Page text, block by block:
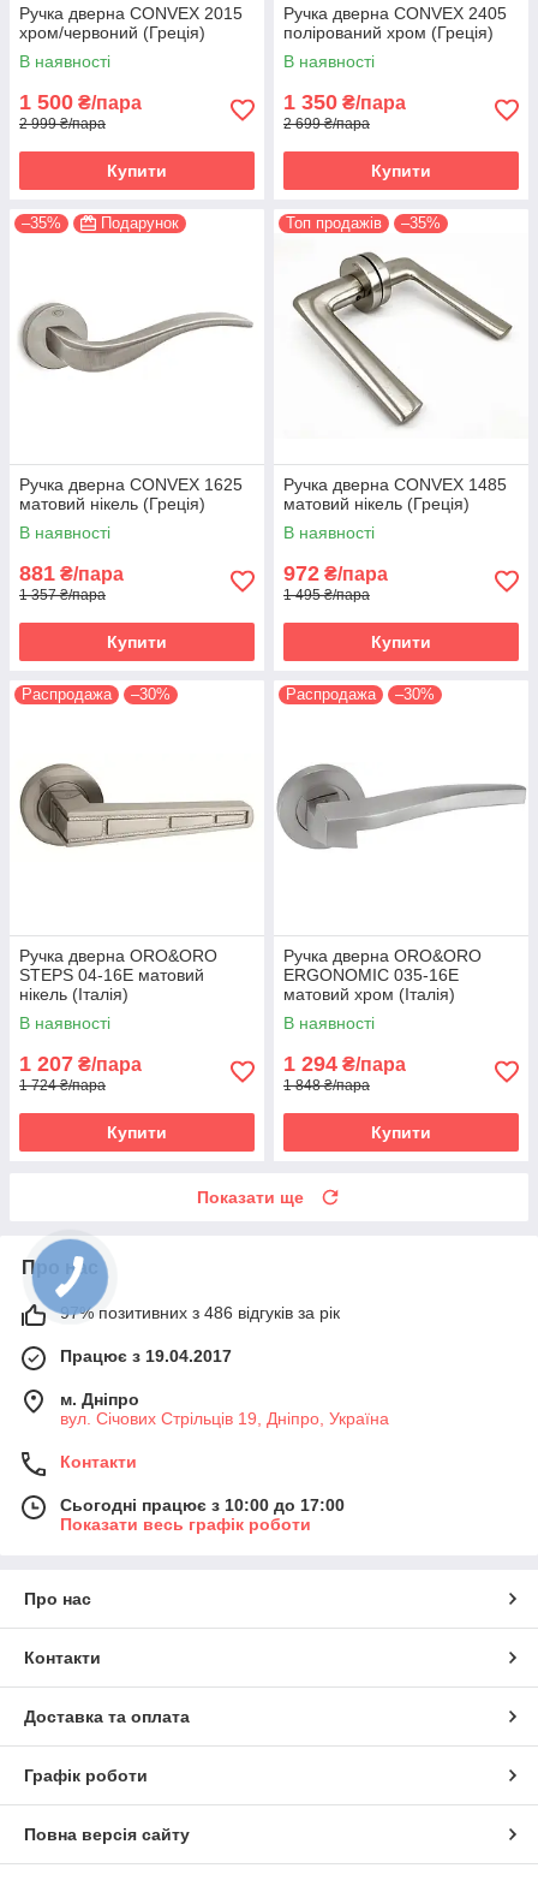
Ручка дверна CONVEX 2015
хром/червоний (Греція)
В наявності
1 500 ₴/пара
2 999 ₴/пара
Купити
Ручка дверна CONVEX 2405
полірований хром (Греція)
В наявності
1 350 ₴/пара
2 699 ₴/пара
Купити
–35% Подарунок
Ручка дверна CONVEX 1625
матовий нікель (Греція)
В наявності
881 ₴/пара
1 357 ₴/пара
Купити
Топ продажів –35%
Ручка дверна CONVEX 1485
матовий нікель (Греція)
В наявності
972 ₴/пара
1 495 ₴/пара
Купити
Распродажа –30%
Ручка дверна ORO&ORO
STEPS 04-16E матовий
нікель (Італія)
В наявності
1 207 ₴/пара
1 724 ₴/пара
Купити
Распродажа –30%
Ручка дверна ORO&ORO
ERGONOMIC 035-16E
матовий хром (Італія)
В наявності
1 294 ₴/пара
1 848 ₴/пара
Купити
Показати ще
Про нас
97% позитивних з 486 відгуків за рік
Працює з 19.04.2017
м. Дніпро
вул. Січових Стрільців 19, Дніпро, Україна
Контакти
Сьогодні працює з 10:00 до 17:00
Показати весь графік роботи
Про нас
Контакти
Доставка та оплата
Графік роботи
Повна версія сайту